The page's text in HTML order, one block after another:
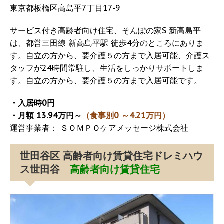
東京都板橋区高島平7丁目17-9
サービス付き高齢者向け住宅、そんぽの家S 新高島平
は、都営三田線 新高島平駅 徒歩4分のところにありま
す。自立の方から、要介護５の方まで入居可能、介護ス
タッフが24時間常駐し、生活をしっかりサポートしま
す。自立の方から、要介護５の方まで入居可能です。
・入居時0円
・月額 13.94万円～ （食事別0 ～4.21万円）
運営事業者： ＳＯＭＰＯケアメッセージ株式会社
世田谷区 高齢者向け賃貸住宅ドレミハウ
ス世田谷 高齢者向け賃貸住宅